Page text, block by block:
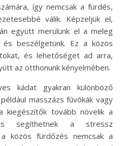
így nemcsak a fürdés,
válik. Képzeljük el,
együtt merülünk el a meleg
és beszélgetünk. Ez a közös
és lehetőséget ad arra,
az otthonunk kényelmében.
kádat gyakran különböző
masszázs fúvókák vagy
kiegészítők tovább növelik a
segíthetnek a stressz
közös fürdőzés nemcsak a